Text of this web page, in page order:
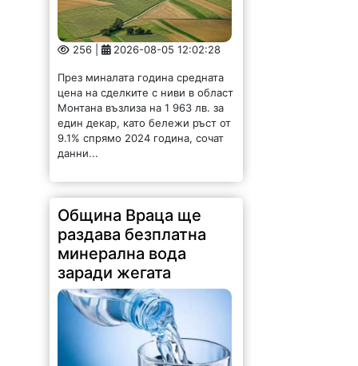
256 | 2026-08-05 12:02:28
През миналата година средната
цена на сделките с ниви в област
Монтана възлиза на 1 963 лв. за
един декар, като бележи ръст от
9.1% спрямо 2024 година, сочат
данни...
Община Враца ще
раздава безплатна
минерална вода
заради жегата